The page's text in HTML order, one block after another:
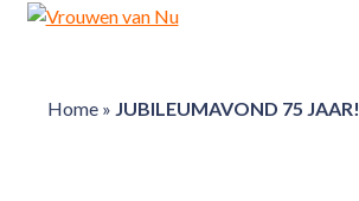
Home» JUBILEUMAVOND 75 JAAR!